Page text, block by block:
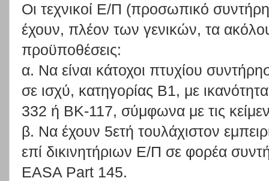
Οι τεχνικοί Ε/Π (προσωπικό
έχουν, πλέον των γενικών, τα
προϋποθέσεις:
α. Να είναι κάτοχοι πτυχίου
σε ισχύ, κατηγορίας B1, με
332 ή ΒΚ-117, σύμφωνα με τις
β. Να έχουν 5ετή τουλάχιστον
επί δικινητήριων Ε/Π σε φορέα
EASA Part 145.